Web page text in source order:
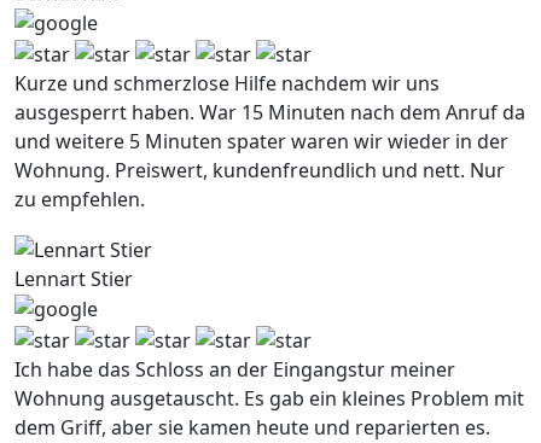
Kurze und schmerzlose Hilfe nachdem wir uns
ausgesperrt haben. War 15 Minuten nach dem Anruf da
und weitere 5 Minuten spater waren wir wieder in der
Wohnung. Preiswert, kundenfreundlich und nett. Nur
zu empfehlen.
Lennart Stier
Ich habe das Schloss an der Eingangstur meiner
Wohnung ausgetauscht. Es gab ein kleines Problem mit
dem Griff, aber sie kamen heute und reparierten es.